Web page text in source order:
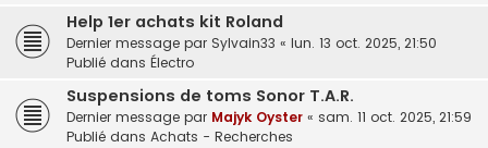
Help 1er achats kit Roland
Dernier message par Sylvain33 « lun. 13 oct. 2025, 21:50
Publié dans Électro
Suspensions de toms Sonor T.A.R.
Dernier message par Majyk Oyster « sam. 11 oct. 2025, 21:59
Publié dans Achats - Recherches